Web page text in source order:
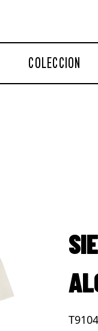
COLECCION